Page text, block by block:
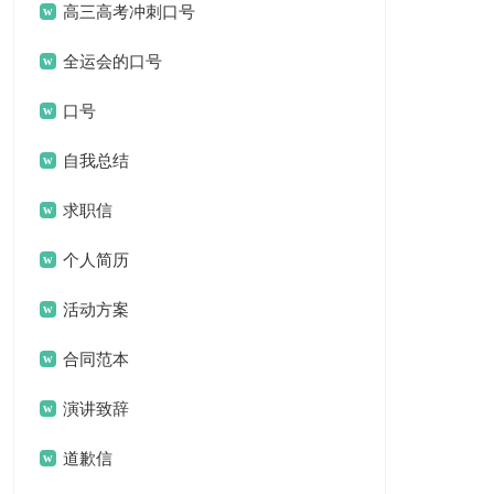
高三高考冲刺口号
全运会的口号
口号
自我总结
求职信
个人简历
活动方案
合同范本
演讲致辞
道歉信